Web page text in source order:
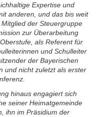
Expertise und
anderen, und das bis weit
der Steuergruppe
zur Überarbeitung
als Referent für
und Schulleiter
der Bayerischen
und nicht zuletzt als erster
hinaus engagiert sich
seiner Heimatgemeinde
ihn im Präsidium der